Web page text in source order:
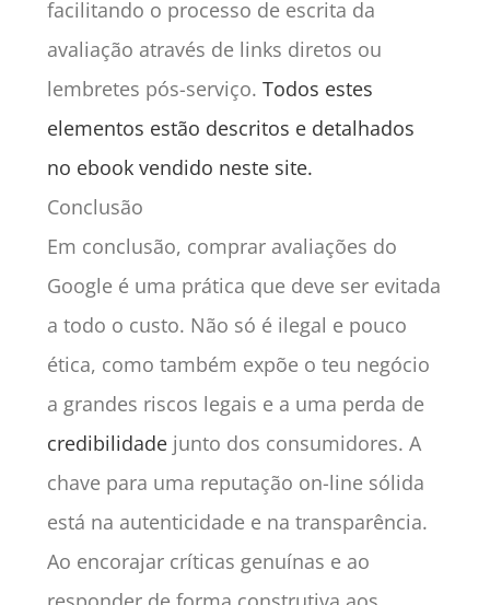
facilitando o processo de escrita da
avaliação através de links diretos ou
lembretes pós-serviço. Todos estes
elementos estão descritos e detalhados
no ebook vendido neste site.
Conclusão
Em conclusão, comprar avaliações do
Google é uma prática que deve ser evitada
a todo o custo. Não só é ilegal e pouco
ética, como também expõe o teu negócio
a grandes riscos legais e a uma perda de
credibilidadejunto dos consumidores. A
chave para uma reputação on-line sólida
está na autenticidade e na transparência.
Ao encorajar críticas genuínas e ao